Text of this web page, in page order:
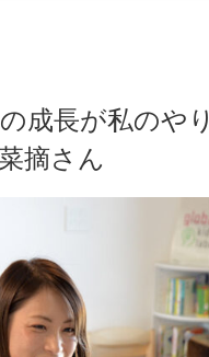
成長が私のやり
摘さん